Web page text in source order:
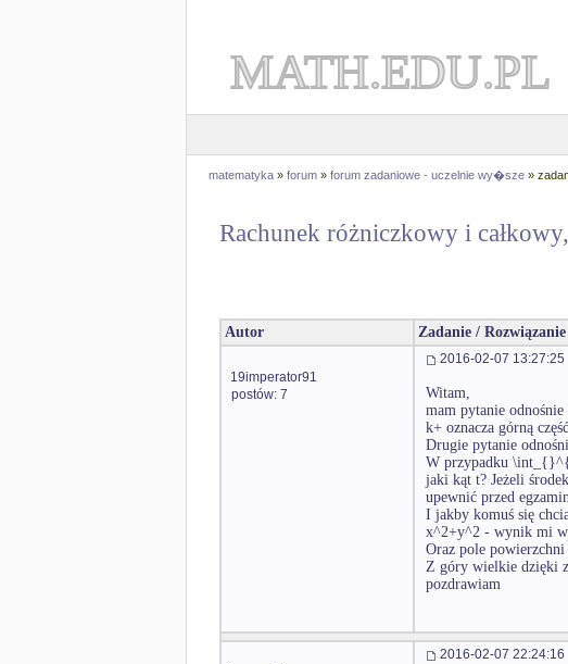
MATH.EDU.PL
matematyka » forum » forum zadaniowe - uczelnie wy�sze »
Rachunek różniczkowy i
Autor Zadanie / Rozwiązanie
19imperator91
postów: 7
2016-02-07 13:27:25
Witam,
mam pytanie
k+ oznacza górną
Drugie pytanie
W przypadku
jaki kąt t? Jeżeli
upewnić przed
I jakby komuś się
x^2+y^2 - wynik mi
Oraz pole
Z góry wielkie dzięki
pozdrawiam
2016-02-07 22:24:16